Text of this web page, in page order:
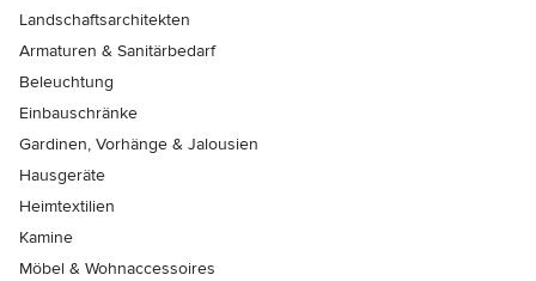
Landschaftsarchitekten
Armaturen & Sanitärbedarf
Beleuchtung
Einbauschränke
Gardinen, Vorhänge & Jalousien
Hausgeräte
Heimtextilien
Kamine
Möbel & Wohnaccessoires